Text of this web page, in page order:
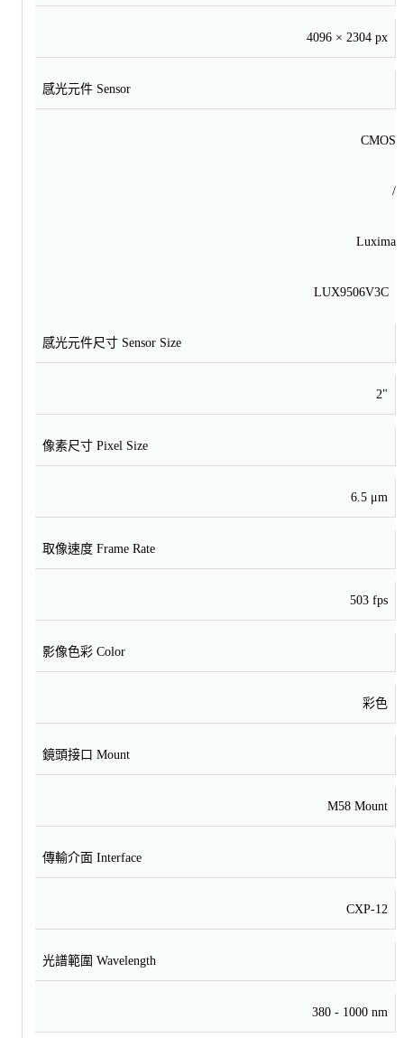
4096 × 2304 px
感光元件 Sensor
CMOS
/
Luxima
LUX9506V3C
感光元件尺寸 Sensor Size
2"
像素尺寸 Pixel Size
6.5 μm
取像速度 Frame Rate
503 fps
影像色彩 Color
彩色
鏡頭接口 Mount
M58 Mount
傳輸介面 Interface
CXP-12
光譜範圍 Wavelength
380 - 1000 nm